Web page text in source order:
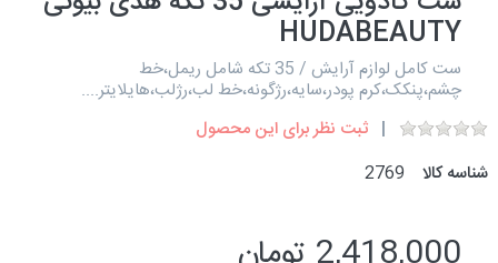
HUDABEAUTY
ست کامل لوازم آرایش / 35 تکه شامل ریمل،خط
چشم،پنکک،کرم پودر،سایه،رژگونه،خط لب،رژلب،هایلایتر....
ثبت نظر برای این محصول
شناسه کالا
2769